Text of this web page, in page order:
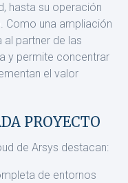
hasta su operación
Como una ampliación
al partner de las
y permite concentrar
el valor
PROYECTO
de Arsys destacan:
de entornos